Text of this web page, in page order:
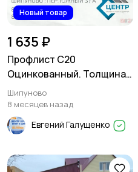
Новый товар
1 635 ₽
Профлист С20
Оцинкованный. Толщина
металла 0.42 Длина 3
метра в Шипуново
Шипуново
8 месяцев назад
Евгений Галущенко